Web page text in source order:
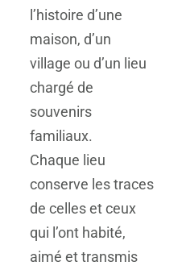
l’histoire d’une
maison, d’un
village ou d’un lieu
chargé de
souvenirs
familiaux.
Chaque lieu
conserve les traces
de celles et ceux
qui l’ont habité,
aimé et transmis